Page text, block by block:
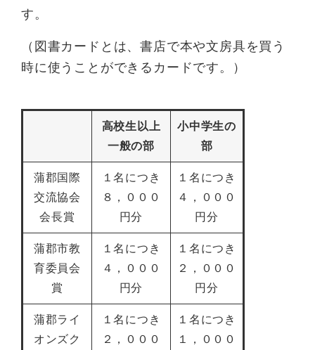
す。
（図書カードとは、書店で本や文房具を買う
時に使うことができるカードです。）
高校生以上
一般の部
小中学生の
部
蒲郡国際
交流協会
会長賞
１名につき
８，０００
円分
１名につき
４，０００
円分
蒲郡市教
育委員会
賞
１名につき
４，０００
円分
１名につき
２，０００
円分
蒲郡ライ
オンズク
１名につき
２，０００
１名につき
１，０００